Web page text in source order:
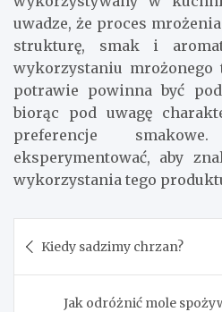
uwadze, że proces
strukturę, smak i
wykorzystaniu
potrawie powinna być
biorąc pod uwagę
preferencje
eksperymentować, aby
wykorzystania tego
wpisu
Kiedy sadzimy chrzan?
Jak odróżnić mole